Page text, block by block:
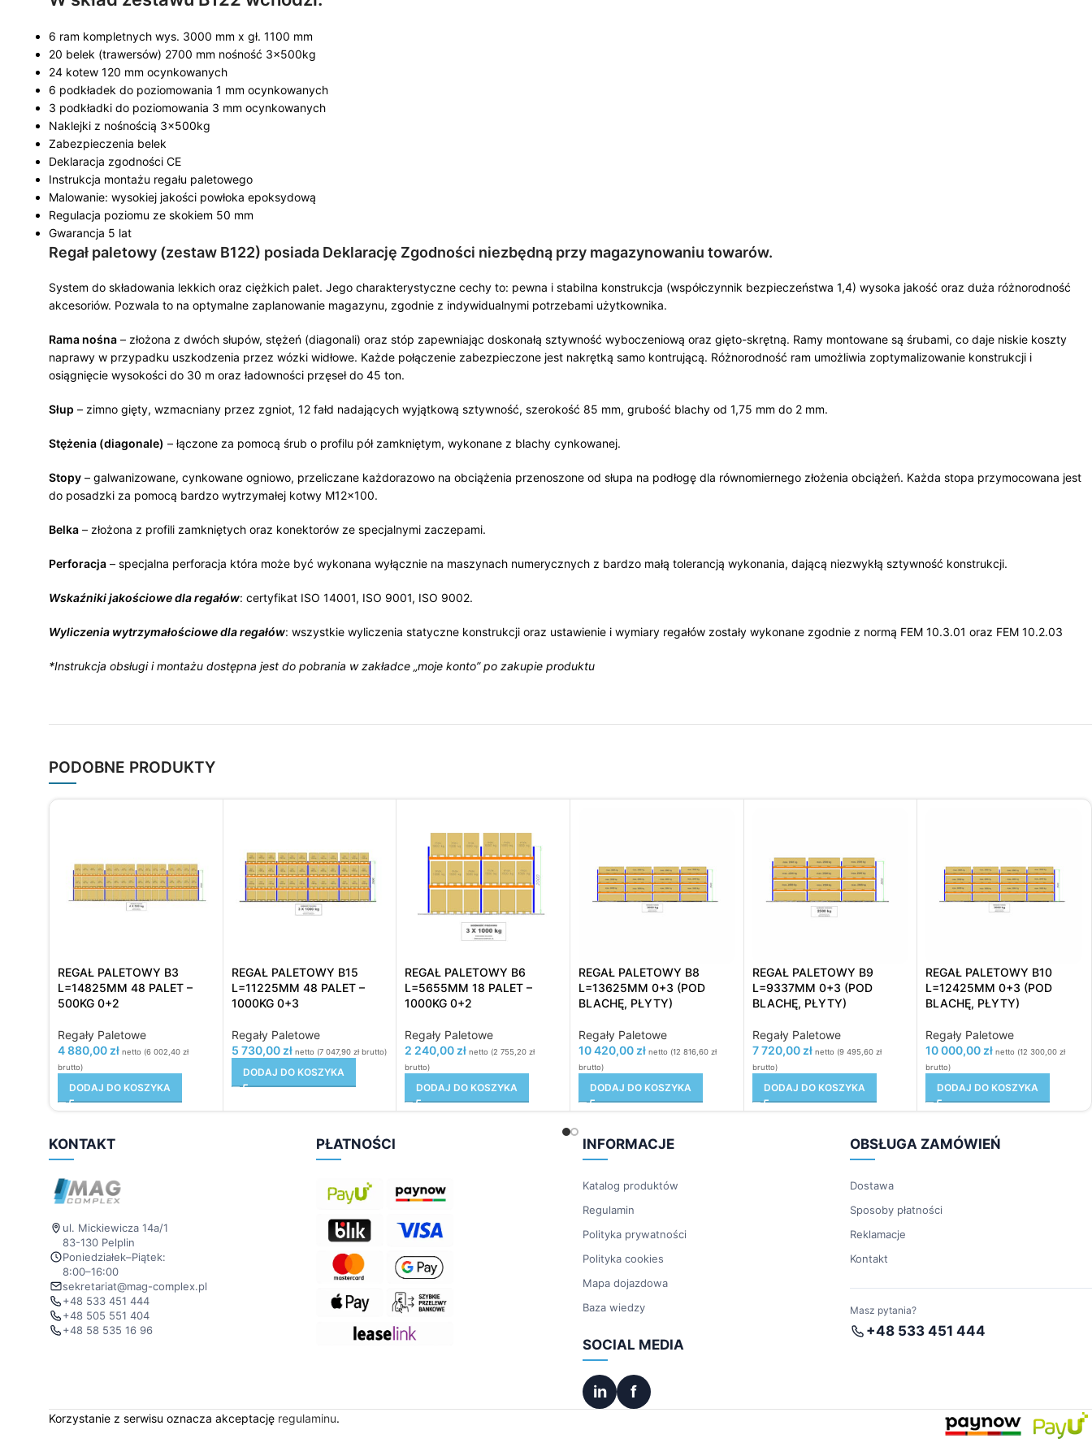
6 ram kompletnych wys. 3000 mm x gł. 1100 mm
20 belek (trawersów) 2700 mm nośność 3x500kg
24 kotew 120 mm ocynkowanych
6 podkładek do poziomowania 1 mm ocynkowanych
3 podkładki do poziomowania 3 mm ocynkowanych
Naklejki z nośnością 3x500kg
Zabezpieczenia belek
Deklaracja zgodności CE
Instrukcja montażu regału paletowego
Malowanie: wysokiej jakości powłoka epoksydową
Regulacja poziomu ze skokiem 50 mm
Gwarancja 5 lat
Regał paletowy (zestaw B122) posiada Deklarację Zgodności niezbędną przy magazynowaniu towarów.
System do składowania lekkich oraz ciężkich palet. Jego charakterystyczne cechy to: pewna i stabilna konstrukcja (współczynnik bezpieczeństwa 1,4) wysoka jakość oraz duża różnorodność
akcesoriów. Pozwala to na optymalne zaplanowanie magazynu, zgodnie z indywidualnymi potrzebami użytkownika.
Rama nośna – złożona z dwóch słupów, stężeń (diagonali) oraz stóp zapewniając doskonałą sztywność wyboczeniową oraz gięto-skrętną. Ramy montowane są śrubami, co daje niskie koszty
naprawy w przypadku uszkodzenia przez wózki widłowe. Każde połączenie zabezpieczone jest nakrętką samo kontrującą. Różnorodność ram umożliwia zoptymalizowanie konstrukcji i
osiągnięcie wysokości do 30 m oraz ładowności przęseł do 45 ton.
Słup – zimno gięty, wzmacniany przez zgniot, 12 fałd nadających wyjątkową sztywność, szerokość 85 mm, grubość blachy od 1,75 mm do 2 mm.
Stężenia (diagonale) – łączone za pomocą śrub o profilu pół zamkniętym, wykonane z blachy cynkowanej.
Stopy – galwanizowane, cynkowane ogniowo, przeliczane każdorazowo na obciążenia przenoszone od słupa na podłogę dla równomiernego złożenia obciążeń. Każda stopa przymocowana jest
do posadzki za pomocą bardzo wytrzymałej kotwy M12x100.
Belka – złożona z profili zamkniętych oraz konektorów ze specjalnymi zaczepami.
Perforacja – specjalna perforacja która może być wykonana wyłącznie na maszynach numerycznych z bardzo małą tolerancją wykonania, dającą niezwykłą sztywność konstrukcji.
Wskaźniki jakościowe dla regałów: certyfikat ISO 14001, ISO 9001, ISO 9002.
Wyliczenia wytrzymałościowe dla regałów: wszystkie wyliczenia statyczne konstrukcji oraz ustawienie i wymiary regałów zostały wykonane zgodnie z normą FEM 10.3.01 oraz FEM 10.2.03
*Instrukcja obsługi i montażu dostępna jest do pobrania w zakładce „moje konto” po zakupie produktu
PODOBNE PRODUKTY
REGAŁ PALETOWY B3
L=14825MM 48 PALET –
500KG 0+2
Regały Paletowe
4 880,00 zł netto (6 002,40 zł
brutto)
DODAJ DO KOSZYKA
REGAŁ PALETOWY B15
L=11225MM 48 PALET –
1000KG 0+3
Regały Paletowe
5 730,00 zł netto (7 047,90 złbrutto)
DODAJ DO KOSZYKA
REGAŁ PALETOWY B6
L=5655MM 18 PALET –
1000KG 0+2
Regały Paletowe
2 240,00 zł netto (2 755,20zł
brutto)
DODAJ DO KOSZYKA
REGAŁ PALETOWY B8
L=13625MM 0+3 (POD
BLACHĘ, PŁYTY)
Regały Paletowe
10 420,00 zł netto (12 816,60 zł
brutto)
DODAJ DO KOSZYKA
REGAŁ PALETOWY B9
L=9337MM 0+3 (POD
BLACHĘ, PŁYTY)
Regały Paletowe
7 720,00 zł netto (9 495,60 zł
brutto)
DODAJ DO KOSZYKA
REGAŁ PALETOWY B10
L=12425MM 0+3 (POD
BLACHĘ, PŁYTY)
Regały Paletowe
10 000,00 zł netto (12 300,00zł
brutto)
DODAJ DO KOSZYKA
KONTAKT
ul. Mickiewicza 14a/1
83-130 Pelplin
Poniedziałek–Piątek:
8:00–16:00
sekretariat@mag-complex.pl
+48 533 451 444
+48 505 551 404
+48 58 535 16 96
PŁATNOŚCI INFORMACJE
Katalog produktów
Regulamin
Polityka prywatności
Polityka cookies
Mapa dojazdowa
Baza wiedzy
SOCIAL MEDIA
in f
OBSŁUGA ZAMÓWIEŃ
Dostawa
Sposoby płatności
Reklamacje
Kontakt
Masz pytania?
+48 533 451 444
Korzystanie z serwisu oznacza akceptację regulaminu.